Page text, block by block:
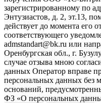
зарегистрированному по
Энтузиастов, д. 2, эт.13,
действует до момента его
соответствующего
admstandart@bk.ru или
Оренбургская обл., г.
случае отзыва мною
данных Оператор вправе
персональных данных без
оснований,
ФЗ «О персональных